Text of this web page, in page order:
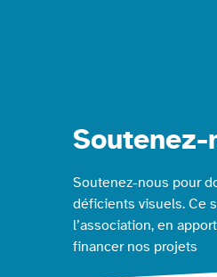
Soutenez-
Soutenez-nous pour
déficients visuels. Ce
l’association, en
financer nos projets